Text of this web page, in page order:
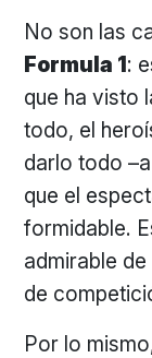
No son las
Formula 1:
que ha visto
todo, el
darlo todo
que el
formidable.
admirable
de
Por lo